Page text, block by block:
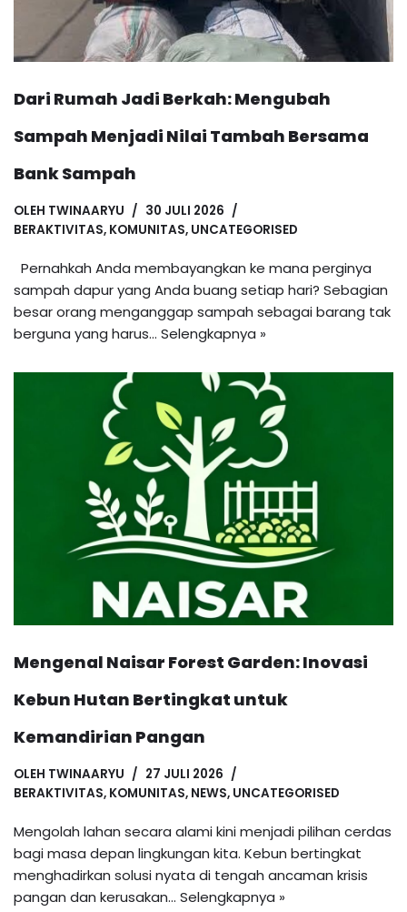
Dari Rumah Jadi Berkah: Mengubah
Sampah Menjadi Nilai Tambah Bersama
Bank Sampah
OLEH TWINAARYU
30 JULI 2026
BERAKTIVITAS, KOMUNITAS, UNCATEGORISED
Pernahkah Anda membayangkan ke mana perginya
sampah dapur yang Anda buang setiap hari? Sebagian
besar orang menganggap sampah sebagai barang tak
berguna yang harus… Selengkapnya »
Mengenal Naisar Forest Garden: Inovasi
Kebun Hutan Bertingkat untuk
Kemandirian Pangan
OLEH TWINAARYU
27 JULI 2026
BERAKTIVITAS, KOMUNITAS, NEWS, UNCATEGORISED
Mengolah lahan secara alami kini menjadi pilihan cerdas
bagi masa depan lingkungan kita. Kebun bertingkat
menghadirkan solusi nyata di tengah ancaman krisis
pangan dan kerusakan… Selengkapnya »